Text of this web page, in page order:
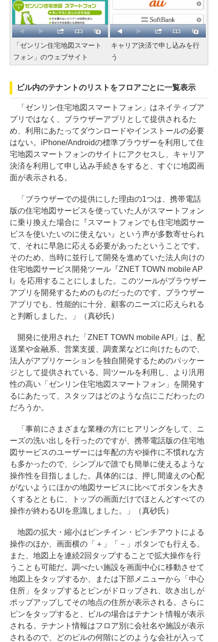
「ゼンリン住宅地図スマート
フォン」のウェブサイト
キャリア決済で申し込みを行
う
ビル内のテナントのリストをフロアごとに一覧表示
「ゼンリン住宅地図スマートフォン」はネイティブア
プリではなく、ブラウザーアプリとして提供されるた
め、利用にあたってダウンロードやインストールの必要
はない。iPhone/Androidの標準ブラウザーを利用して住
宅地図スマートフォンのサイトにアクセスし、キャリア
決済を利用して申し込み手続きをすると、すぐに地図画
面が表示される。
「ブラウザーでの提供にした理由の1つは、携帯電話
版の住宅地図サービスを使っていた人がスマートフォン
に乗り換えた場合に『スマートフォンでも住宅地図サー
ビスを使いたいのに使えない』という声が多数寄せられ
て、それに早急に応える必要があったということです。
そのため、当時に並行して開発を進めていた法人向けの
住宅地図サービス開発ツール『ZNET TOWN mobile AP
I』を応用することにしました。このツールがブラウザー
アプリを開発するためのものだったのです。ブラウザー
アプリでも、性能的に十分、顧客のニーズに応えられる
と判断しました。」（真砂氏）
開発に使用された「ZNET TOWN mobile API」は、配
送業や金融系、営業支援、調査業などに向けたもので、
法人がアプリケーションを独自開発するためのパッケー
ジとして提供されている。同ツールを利用し、より汎用
性の高い「ゼンリン住宅地図スマートフォン」を開発す
るにあたって、スタッフはどのような点にこだわったの
だろうか。
「事前にさまざまな業種の方にヒアリングをして、ニ
ーズの洗い出しを行ったのですが、携帯電話版の住宅地
図サービスのユーザーには年配の方や操作に不慣れな方
も多かったので、シンプルで誰でも簡単に使えるような
操作性を目指しました。具体的には、押し間違えの心配
がないようにほかの地図サービスに比べてボタンを大き
くするとともに、トップの画面だけでほとんどすべての
操作が終わるUIを意識しました。」（真砂氏）
地図の拡大・縮小はピンチイン・ピンチアウトによる
操作のほか、画面横の「＋」「－」ボタンでも行える。
また、地図上を連続2回タップすることで拡大操作を行
うことも可能だ。調べたい施設を画面中心に移動させて
地図上をタップするか、または下部メニューから「中心
住所」をタップするとピンがドロップされ、吹き出しが
ポップアップしてその地点の住所が表示される。さらに
ピンをタップすると、ビルの場合はテナント情報が表示
される。テナント情報はフロア別に会社名や施設が表示
されるので、どのビルの何階にどのような会社が入って